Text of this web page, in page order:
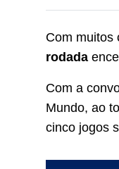
Com muitos
rodada
Com a
Mundo, ao
cinco jogos